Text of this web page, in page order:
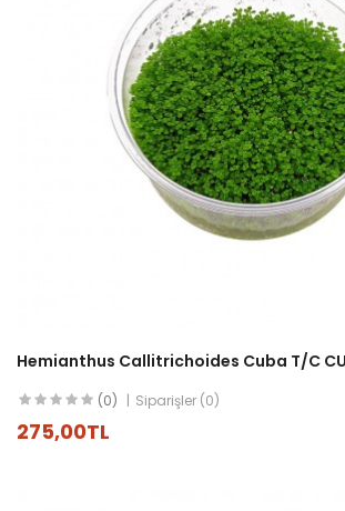
Hemianthus Callitrichoides Cuba T/C
(0) Siparişler (0)
275,00TL